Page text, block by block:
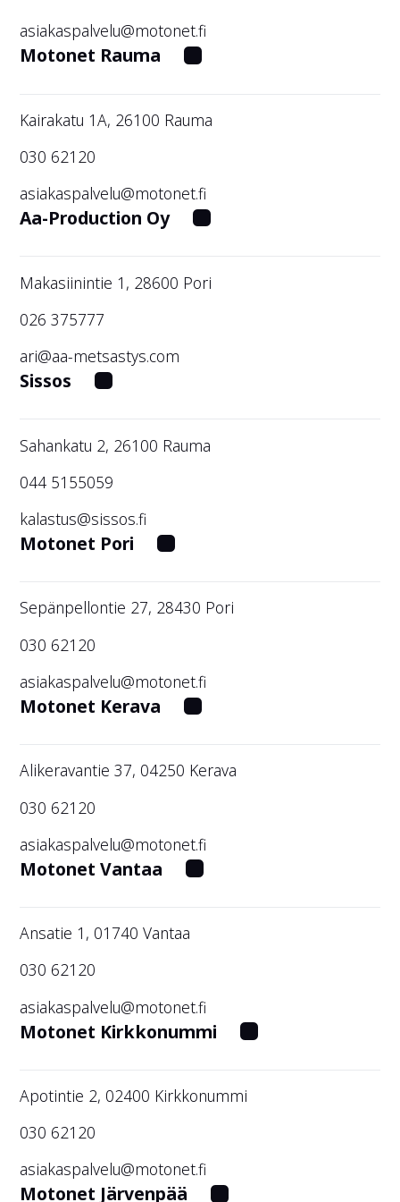
asiakaspalvelu@motonet.fi
Motonet Rauma
Kairakatu 1A, 26100 Rauma
030 62120
asiakaspalvelu@motonet.fi
Aa-Production Oy
Makasiinintie 1, 28600 Pori
026 375777
ari@aa-metsastys.com
Sissos
Sahankatu 2, 26100 Rauma
044 5155059
kalastus@sissos.fi
Motonet Pori
Sepänpellontie 27, 28430 Pori
030 62120
asiakaspalvelu@motonet.fi
Motonet Kerava
Alikeravantie 37, 04250 Kerava
030 62120
asiakaspalvelu@motonet.fi
Motonet Vantaa
Ansatie 1, 01740 Vantaa
030 62120
asiakaspalvelu@motonet.fi
Motonet Kirkkonummi
Apotintie 2, 02400 Kirkkonummi
030 62120
asiakaspalvelu@motonet.fi
Motonet Järvenpää